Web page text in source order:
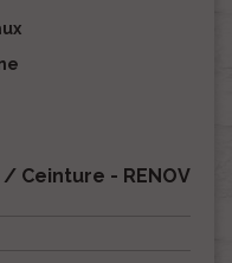
Ceinture - RENOV